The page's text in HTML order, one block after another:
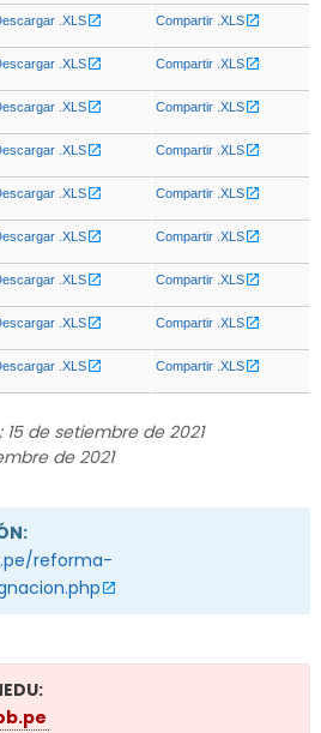
.XLS Compartir .XLS
.XLS Compartir .XLS
.XLS Compartir .XLS
.XLS Compartir .XLS
.XLS Compartir .XLS
.XLS Compartir .XLS
.XLS Compartir .XLS
.XLS Compartir .XLS
.XLS Compartir .XLS
de setiembre de 2021
de 2021
reforma-